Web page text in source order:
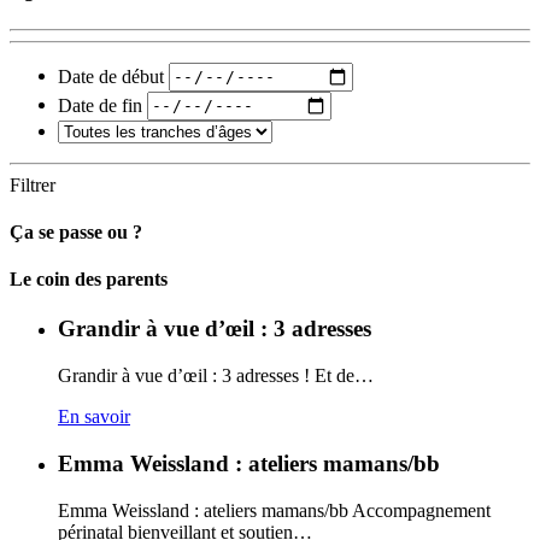
Date de début
Date de fin
Filtrer
Ça se passe ou ?
Carto
Le coin des parents
Grandir à vue d’œil : 3 adresses
Grandir à vue d’œil : 3 adresses ! Et de…
En savoir
Emma Weissland : ateliers mamans/bb
Emma Weissland : ateliers mamans/bb Accompagnement
périnatal bienveillant et soutien…